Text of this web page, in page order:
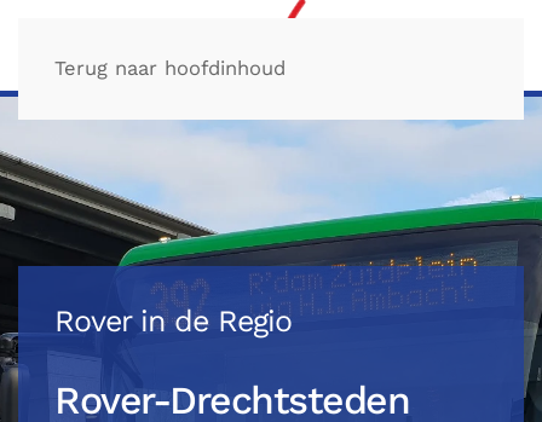
Terug naar hoofdinhoud
Rover in de Regio
Rover-Drechtsteden